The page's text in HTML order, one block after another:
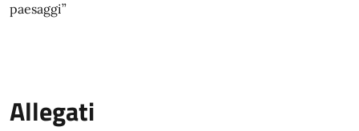
paesaggi”
Allegati